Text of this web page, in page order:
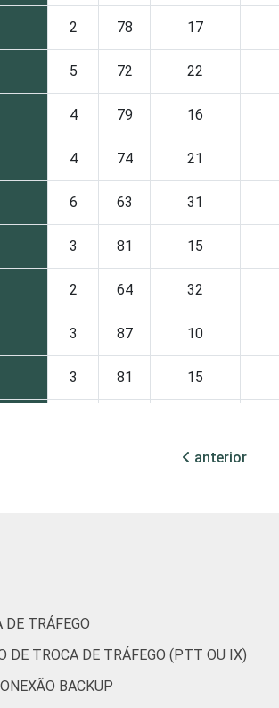
2 78 17
5 72 22
4 79 16
4 74 21
6 63 31
3 81 15
2 64 32
3 87 10
3 81 15
18
3
anterior
TRÁFEGO
DE TROCA DE TRÁFEGO (PTT OU IX)
BACKUP